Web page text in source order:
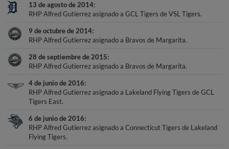
13 de agosto de 2014
RHP Alfred Gutierrez asignado a GCL Tigers de VSL Tigers.
9 de octubre de 2014
RHP Alfred Gutierrez asignado a Bravos de Margarita.
28 de septiembre de 2015
RHP Alfred Gutierrez asignado a Bravos de Margarita.
4 de junio de 2016
RHP Alfred Gutierrez asignado a Lakeland Flying Tigers de GCL
Tigers East.
6 de junio de 2016
RHP Alfred Gutierrez asignado a Connecticut Tigers de Lakeland
Flying Tigers.